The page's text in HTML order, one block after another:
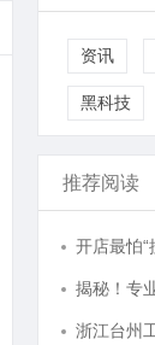
资讯
黑科技
推荐阅读